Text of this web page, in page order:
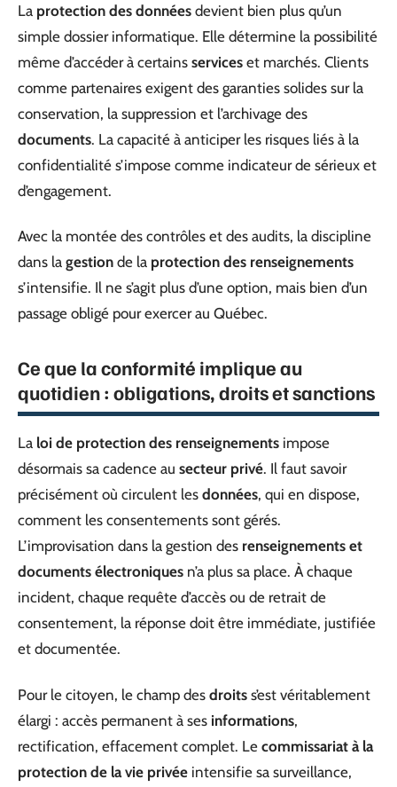
La protection des données devient bien plus qu’un
simple dossier informatique. Elle détermine la possibilité
même d’accéder à certains services et marchés. Clients
comme partenaires exigent des garanties solides sur la
conservation, la suppression et l’archivage des
documents. La capacité à anticiper les risques liés à la
confidentialité s’impose comme indicateur de sérieux et
d’engagement.
Avec la montée des contrôles et des audits, la discipline
dans la gestion de la protection des renseignements
s’intensifie. Il ne s’agit plus d’une option, mais bien d’un
passage obligé pour exercer au Québec.
Ce que la conformité implique au
quotidien : obligations, droits et sanctions
La loi de protection des renseignements impose
désormais sa cadence au secteur privé. Il faut savoir
précisément où circulent les données, qui en dispose,
comment les consentements sont gérés.
L’improvisation dans la gestion des renseignements et
documents électroniques n’a plus sa place. À chaque
incident, chaque requête d’accès ou de retrait de
consentement, la réponse doit être immédiate, justifiée
et documentée.
Pour le citoyen, le champ des droits s’est véritablement
élargi : accès permanent à ses informations,
rectification, effacement complet. Le commissariat à la
protection de la vie privée intensifie sa surveillance,